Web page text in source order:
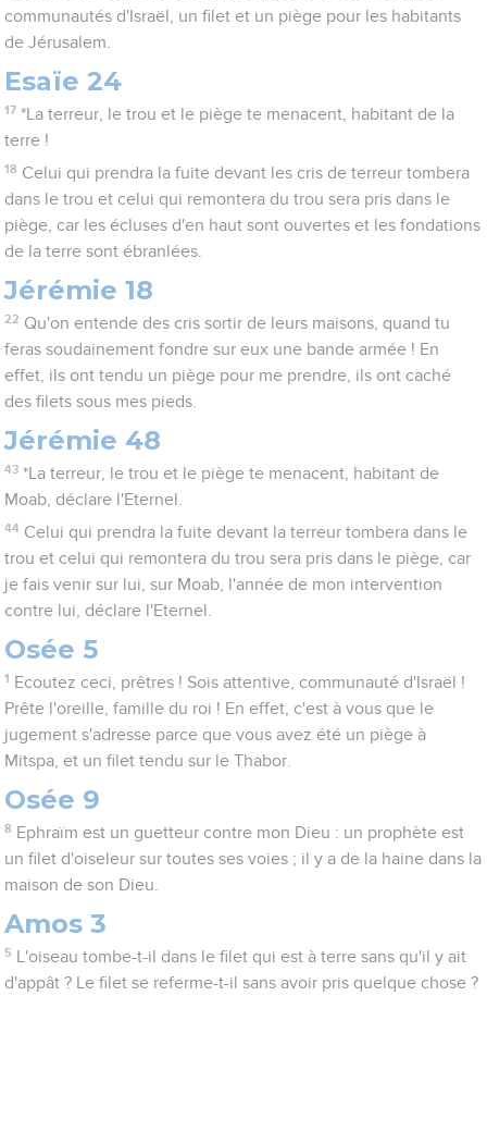
communautés d'Israël, un filet et un piège pour les habitants
de Jérusalem.
Esaïe 24
17 *La terreur, le trou et le piège te menacent, habitant de la
terre !
18 Celui qui prendra la fuite devant les cris de terreur tombera
dans le trou et celui qui remontera du trou sera pris dans le
piège, car les écluses d'en haut sont ouvertes et les fondations
de la terre sont ébranlées.
Jérémie 18
22 Qu'on entende des cris sortir de leurs maisons, quand tu
feras soudainement fondre sur eux une bande armée ! En
effet, ils ont tendu un piège pour me prendre, ils ont caché
des filets sous mes pieds.
Jérémie 48
43 *La terreur, le trou et le piège te menacent, habitant de
Moab, déclare l'Eternel.
44 Celui qui prendra la fuite devant la terreur tombera dans le
trou et celui qui remontera du trou sera pris dans le piège, car
je fais venir sur lui, sur Moab, l'année de mon intervention
contre lui, déclare l'Eternel.
Osée 5
1 Ecoutez ceci, prêtres ! Sois attentive, communauté d'Israël !
Prête l'oreille, famille du roi ! En effet, c'est à vous que le
jugement s'adresse parce que vous avez été un piège à
Mitspa, et un filet tendu sur le Thabor.
Osée 9
8 Ephraïm est un guetteur contre mon Dieu : un prophète est
un filet d'oiseleur sur toutes ses voies ; il y a de la haine dans la
maison de son Dieu.
Amos 3
5
L'oiseau tombe-t-il dans le filet qui est à terre sans qu'il y ait
d'appât ? Le filet se referme-t-il sans avoir pris quelque chose ?